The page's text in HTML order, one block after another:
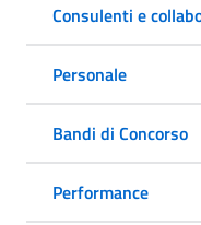
Consulenti e
Personale
Bandi di Concorso
Performance